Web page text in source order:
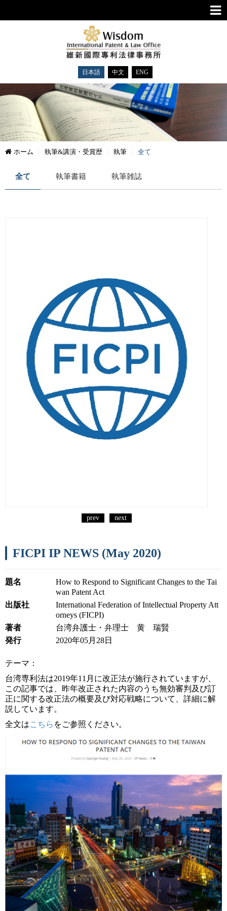
日本語 中文 ENG
ホーム 執筆&講演・受賞歴 執筆 全て
全て 執筆書籍 執筆雑誌
prev next
FICPI IP NEWS (May 2020)
題名
How to Respond to Significant Changes to the Tai
wan Patent Act
出版社
International Federation of Intellectual Property Att
orneys (FICPI)
著者
台湾弁護士・弁理士 黄 瑞賢
発行
2020年05月28日
テーマ：
台湾専利法は2019年11月に改正法が施行されていますが、
この記事では、昨年改正された内容のうち無効審判及び訂
正に関する改正法の概要及び対応戦略について、詳細に解
説しています。
全文はこちら をご参照ください。